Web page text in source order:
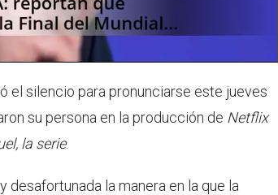
el silencio para pronunciarse este jueves
su persona en la producción de Netflix
la serie.
desafortunada la manera en la que la